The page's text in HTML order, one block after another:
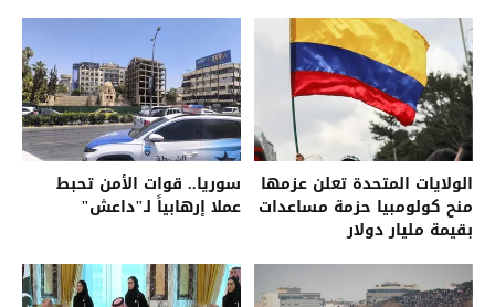
الولايات المتحدة تعلن عزمها
منح كولومبيا حزمة مساعدات
بقيمة مليار دولار
سوريا.. قوات الأمن تحبط
عملا إرهابياً لـ"داعش"